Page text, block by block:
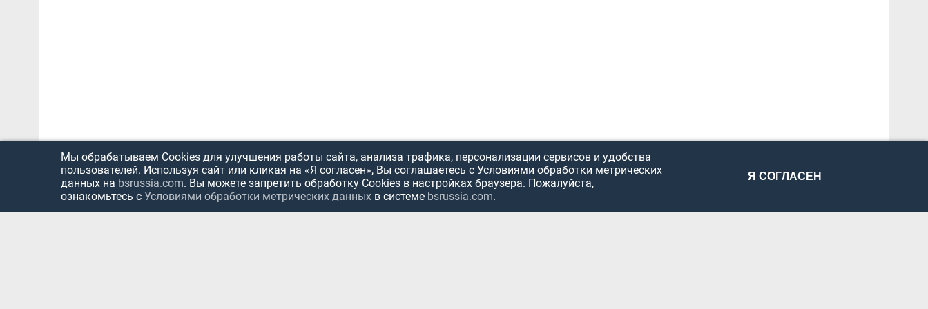
ИСПОЛЬЗОВАНИЕ ИНФОРМАЦИИ КОНФИДЕНЦИАЛЬНОСТЬ
Мы обрабатываем Cookies для улучшения работы сайта, анализа трафика, персонализации сервисов и удобства
пользователей. Используя сайт или кликая на «Я согласен», Вы соглашаетесь с Условиями обработки метрических
данных на bsrussia.com. Вы можете запретить обработку Cookies в настройках браузера. Пожалуйста,
ознакомьтесь с Условиями обработки метрических данных в системе bsrussia.com.
Я СОГЛАСЕН